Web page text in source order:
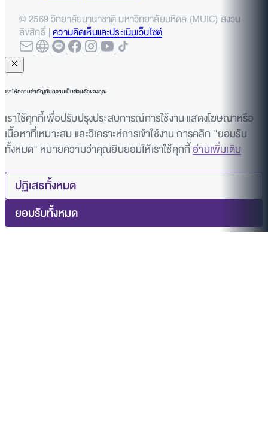
© 2569 วิทยาลัยนานาชาติ มหาวิทยาลัยมหิดล (MUIC) สงวน
ลิขสิทธิ์ |ความคิดเห็นและประเมินเว็บไซต์
เราให้ความสำคัญกับความเป็นส่วนตัวของคุณ
เราใช้คุกกี้เพื่อปรับปรุงประสบการณ์การใช้งาน แสดงโฆษณาหรือ
เนื้อหาที่เหมาะสม และวิเคราะห์การเข้าใช้งาน การคลิก "ยอมรับ
ทั้งหมด" หมายความว่าคุณยินยอมให้เราใช้คุกกี้อ่านเพิ่มเติม
ปฏิเสธทั้งหมด
ยอมรับทั้งหมด